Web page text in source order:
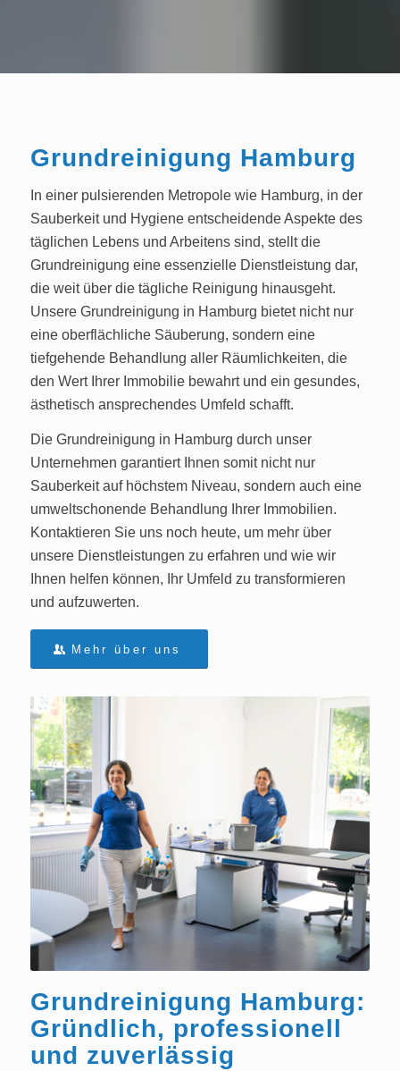
Grundreinigung Hamburg
In einer pulsierenden Metropole wie Hamburg, in der
Sauberkeit und Hygiene entscheidende Aspekte des
täglichen Lebens und Arbeitens sind, stellt die
Grundreinigung eine essenzielle Dienstleistung dar,
die weit über die tägliche Reinigung hinausgeht.
Unsere Grundreinigung in Hamburg bietet nicht nur
eine oberflächliche Säuberung, sondern eine
tiefgehende Behandlung aller Räumlichkeiten, die
den Wert Ihrer Immobilie bewahrt und ein gesundes,
ästhetisch ansprechendes Umfeld schafft.
Die Grundreinigung in Hamburg durch unser
Unternehmen garantiert Ihnen somit nicht nur
Sauberkeit auf höchstem Niveau, sondern auch eine
umweltschonende Behandlung Ihrer Immobilien.
Kontaktieren Sie uns noch heute, um mehr über
unsere Dienstleistungen zu erfahren und wie wir
Ihnen helfen können, Ihr Umfeld zu transformieren
und aufzuwerten.
Mehr über uns
Grundreinigung Hamburg:
Gründlich, professionell
und zuverlässig